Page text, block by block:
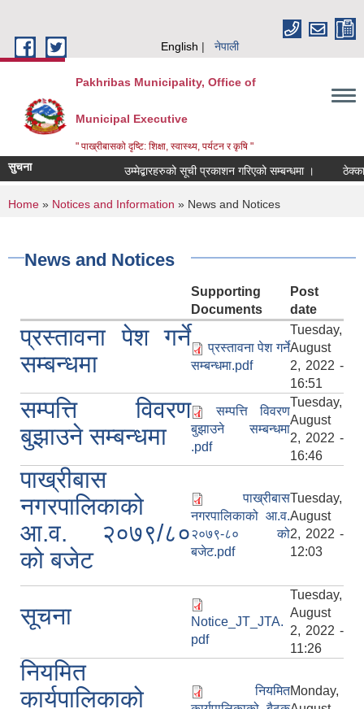
English नेपाली
Pakhribas Municipality, Office of
Municipal Executive
" पाख्रीबासको दृष्टि: शिक्षा, स्वास्थ्य, पर्यटन र कृषि "
सुचना उम्मेद्बारहरुको सूची प्रकाशन गरिएको सम्बन्धमा ।
You are here
Home » Notices and Information » News and Notices
News and Notices
Supporting
Documents
Post
date
प्रस्तावना पेश गर्ने
सम्बन्धमा
प्रस्तावना पेश गर्ने
सम्बन्धमा.pdf
Tuesday,
August
2, 2022 -
16:51
सम्पत्ति विवरण
बुझाउने सम्बन्धमा
सम्पत्ति विवरण
बुझाउने सम्बन्धमा
.pdf
Tuesday,
August
2, 2022 -
16:46
पाख्रीबास
नगरपालिकाको
आ.व. २०७९/८०
को बजेट
पाख्रीबास
नगरपालिकाको आ.व.
२०७९-८० को
बजेट.pdf
Tuesday,
August
2, 2022 -
12:03
सूचना
Notice_JT_JTA.
pdf
Tuesday,
August
2, 2022 -
11:26
नियमित
कार्यपालिकाको
नियमितMonday,